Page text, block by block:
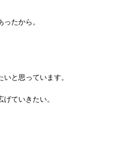
たから。
と思っています。
ていきたい。